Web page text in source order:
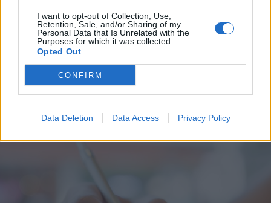
I want to opt-out of Collection, Use,
Retention, Sale, and/or Sharing of my
Personal Data that Is Unrelated with the
Purposes for which it was collected.
Opted Out
CONFIRM
Data Deletion Data Access Privacy Policy
Emberi sorsokat, érzelmeket
mutat be a Magyar Menyasszony
kiállítás